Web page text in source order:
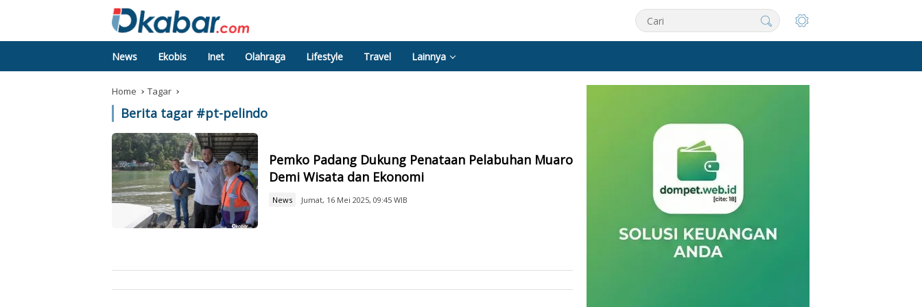
News Ekobis Inet Olahraga Lifestyle Travel Lainnya
Home Tagar
Berita tagar #pt-pelindo
Pemko Padang Dukung Penataan Pelabuhan Muaro
Demi Wisata dan Ekonomi
News Jumat, 16 Mei 2025, 09:45 WIB